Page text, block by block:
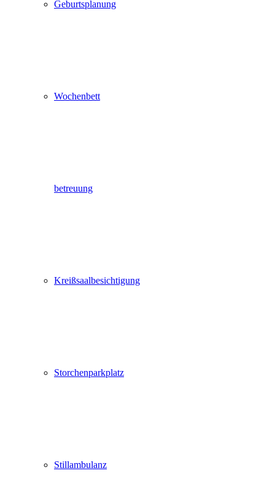
Geburtsplanung
Wochenbett
betreuung
Kreißsaalbesichtigung
Storchenparkplatz
Stillambulanz